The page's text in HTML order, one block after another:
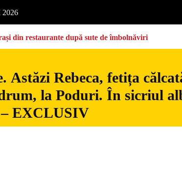
2026
din restaurante după sute de îmbolnăviri
Astăzi Rebeca, fetița
la Poduri. În sicriul
EXCLUSIV